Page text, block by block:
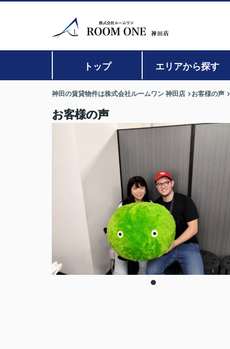
トップ エリアから探す
神田の賃貸物件は株式会社ルームワン 神田店 お客様の声
お客様の声